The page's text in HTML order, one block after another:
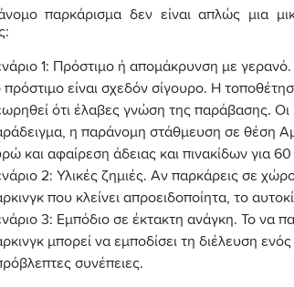
παρκάρισμα δεν είναι απλώς μια
1: Πρόστιμο ή απομάκρυνση με
πρόστιμο είναι σχεδόν σίγουρο. Η
ότι έλαβες γνώση της παράβασης. Οι
η παράνομη στάθμευση σε θέση
και αφαίρεση άδειας και πινακίδων για
2: Υλικές ζημιές. Αν παρκάρεις σε
που κλείνει απροειδοποίητα, το
3: Εμπόδιο σε έκτακτη ανάγκη. Το να
μπορεί να εμποδίσει τη διέλευση
συνέπειες.